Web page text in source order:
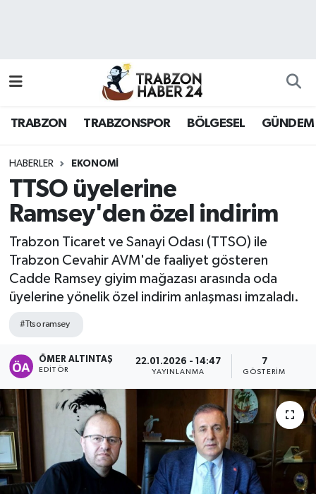
TRABZON TRABZONSPOR BÖLGESEL GÜNDEM
HABERLER EKONOMI
TTSO üyelerine
Ramsey'den özel indirim
Trabzon Ticaret ve Sanayi Odası (TTSO) ile
Trabzon Cevahir AVM'de faaliyet gösteren
Cadde Ramsey giyim mağazası arasında oda
üyelerine yönelik özel indirim anlaşması imzaladı.
#Ttso ramsey
ÖMER ALTINTAŞ
EDITÖR
22.01.2026 - 14:47
YAYINLANMA
7
GÖSTERIM
Hava Durumu
Namaz Vakitleri
Trafik Durumu
Süper Lig Puan Durumu ve Fikstür
Haber Arşivi